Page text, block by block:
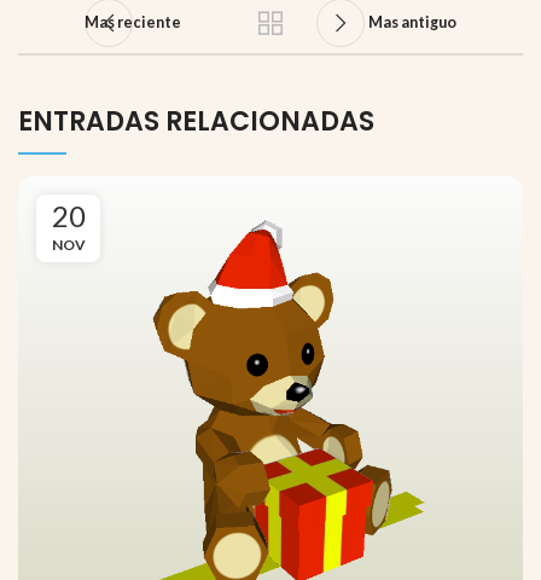
Mas reciente Mas antiguo
ENTRADAS RELACIONADAS
20
NOV